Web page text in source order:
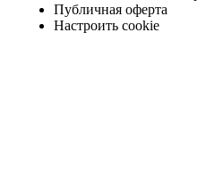
Публичная оферта
Настроить cookie